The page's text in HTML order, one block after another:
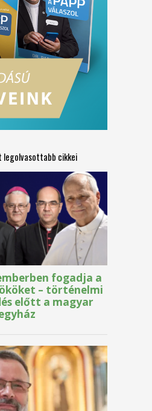
legolvasottabb cikkei